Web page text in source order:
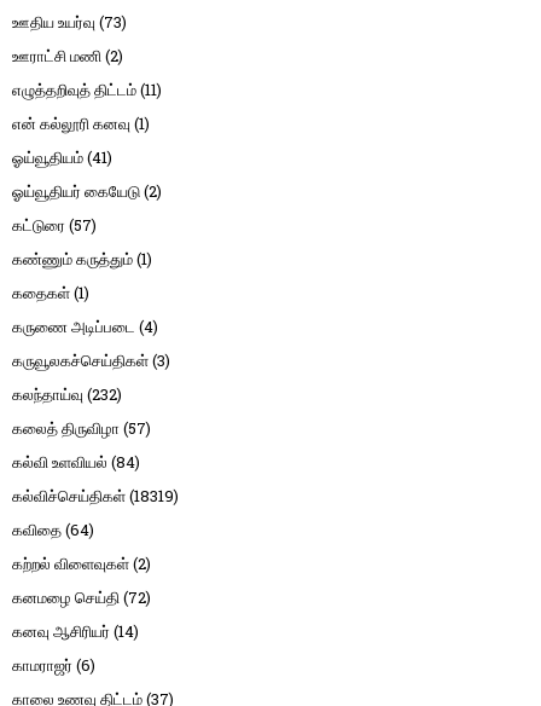
ஊதிய உயர்வு (73)
ஊராட்சி மணி(2)
எழுத்தறிவுத் திட்டம்(11)
என் கல்லூரி கனவு (1)
ஓய்வூதியம்(41)
ஓய்வூதியர் கையேடு(2)
கட்டுரை (57)
கண்ணும் கருத்தும்(1)
கதைகள்(1)
கருணை அடிப்படை (4)
கருவூலகச்செய்திகள்(3)
கலந்தாய்வு (232)
கலைத் திருவிழா (57)
கல்வி உளவியல் (84)
கல்விச்செய்திகள்(18319)
கவிதை(64)
கற்றல் விளைவுகள்(2)
கனமழை செய்தி(72)
கனவு ஆசிரியர் (14)
காமராஜர் (6)
காலை உணவு திட்டம்(37)